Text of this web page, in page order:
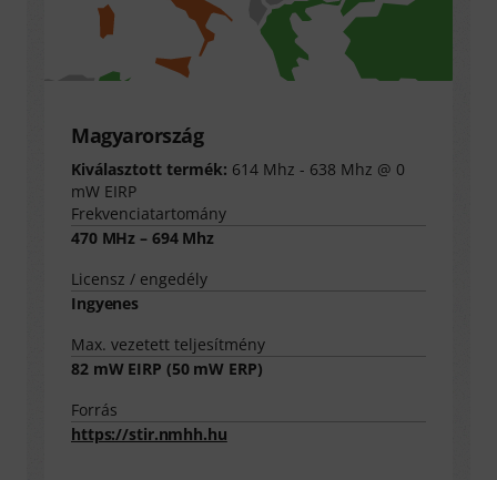
Magyarország
Kiválasztott termék: 614 Mhz - 638 Mhz @ 0
mW EIRP
Frekvenciatartomány
470 MHz – 694 Mhz
Licensz / engedély
Ingyenes
Max. vezetett teljesítmény
82mW EIRP (50mW ERP)
Forrás
https://stir.nmhh.hu